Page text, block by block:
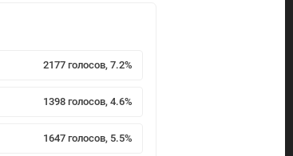
2177 голосов, 7.2%
1398 голосов, 4.6%
1647 голосов, 5.5%